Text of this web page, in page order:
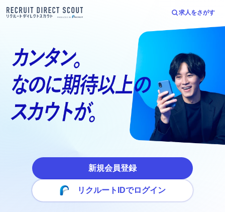
求人をさがす
新規会員登録
リクルートIDでログイン